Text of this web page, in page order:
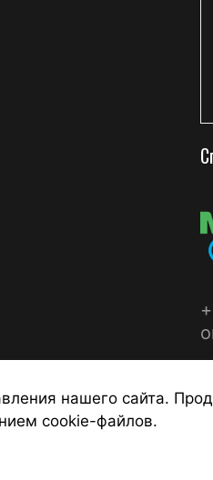
турфирмы ТУРСФЕРА -
нашего сайта.
cookie-файлов.